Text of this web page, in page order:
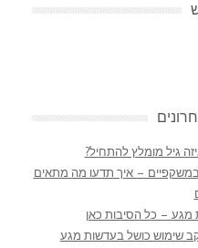
גיל מומלץ להתחיל?
– איך תדעו מה מתאים
מגע – כל הסיבות כאן
שימוש כושל בעדשות מגע